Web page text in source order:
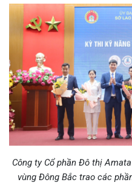
Công ty Cổ phần Đô thị
vùng Đông Bắc trao các